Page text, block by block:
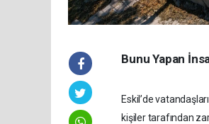
Bunu Yapan
Eskil’de
kişiler tarafından